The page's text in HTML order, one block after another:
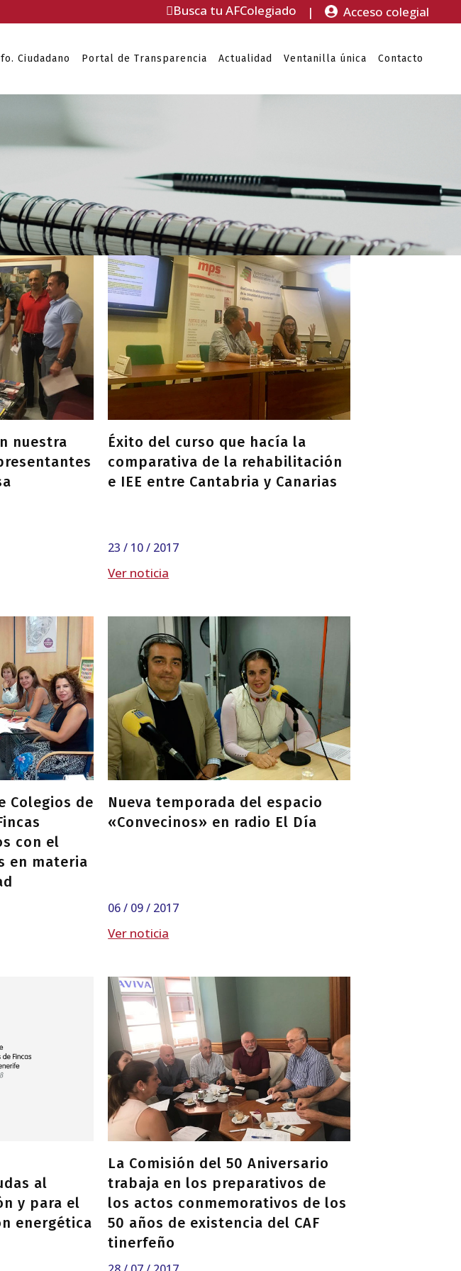
Busca tu AFColegiado | Acceso colegial
Ciudadano Portal de Transparencia Actualidad Ventanilla única Contacto
nuestra
Éxito del curso que hacía la
comparativa de la rehabilitación
e IEE entre Cantabria y Canarias
23 / 10 / 2017
Ver noticia
Colegios de
con el
en materia
Nueva temporada del espacio
«Convecinos» en radio El Día
06 / 09 / 2017
Ver noticia
al
y para el
energética
La Comisión del 50 Aniversario
trabaja en los preparativos de
los actos conmemorativos de los
50 años de existencia del CAF
tinerfeño